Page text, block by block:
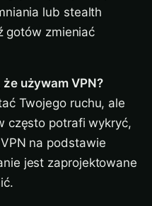
lub stealth
gotów zmieniać
używam VPN?
Twojego ruchu, ale
często potrafi wykryć,
na podstawie
jest zaprojektowane